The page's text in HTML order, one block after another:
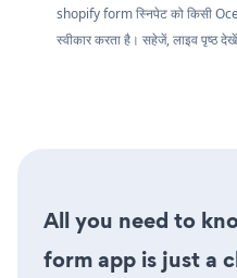
shopify form स्निपेट को किसी
स्वीकार करता है। सहेजें, लाइव पृष्ठ
All you need to
form app is just a